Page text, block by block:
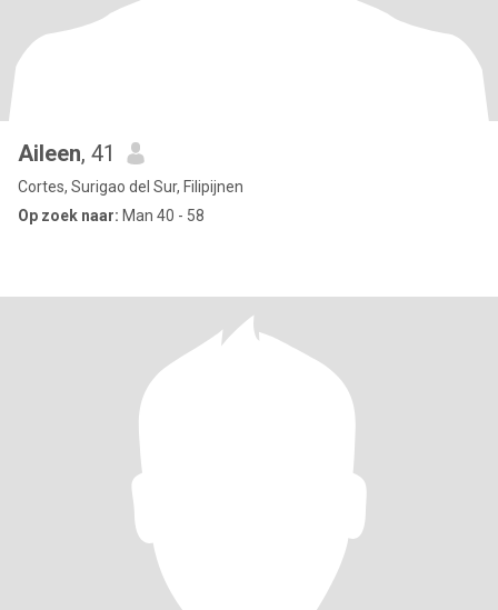
Aileen, 41
Cortes, Surigao del Sur, Filipijnen
Op zoek naar: Man 40 - 58